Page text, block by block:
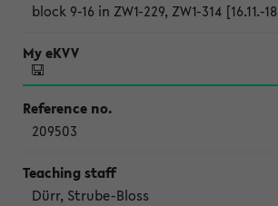
block 9-16 in ZW1-229, ZW1-314 [16.11.-
209503
Dürr, Strube-Bloss